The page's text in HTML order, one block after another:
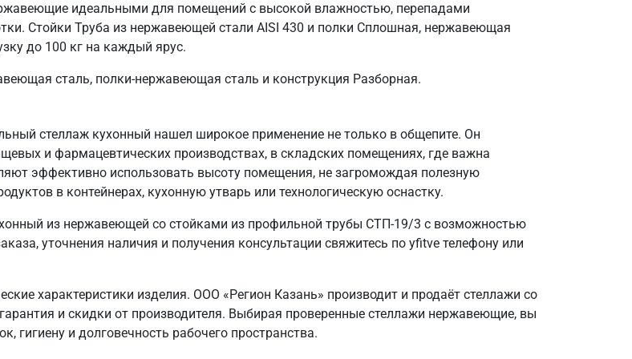
идеальными для помещений с высокой влажностью, перепадами
Стойки Труба из нержавеющей стали AISI 430 и полки Сплошная, нержавеющая
до 100 кг на каждый ярус.
сталь, полки-нержавеющая сталь и конструкция Разборная.
стеллаж кухонный нашел широкое применение не только в общепите. Он
и фармацевтических производствах, в складских помещениях, где важна
эффективно использовать высоту помещения, не загромождая полезную
в контейнерах, кухонную утварь или технологическую оснастку.
из нержавеющей со стойками из профильной трубы СТП-19/3 с возможностью
уточнения наличия и получения консультации свяжитесь по yfitve телефону или
характеристики изделия. ООО «Регион Казань» производит и продаёт стеллажи со
и скидки от производителя. Выбирая проверенные стеллажи нержавеющие, вы
гигиену и долговечность рабочего пространства.